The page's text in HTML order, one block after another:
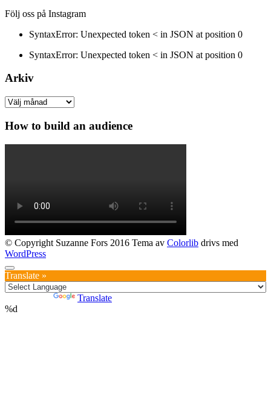
Följ oss på Instagram
SyntaxError: Unexpected token < in JSON at position 0
SyntaxError: Unexpected token < in JSON at position 0
Arkiv
Arkiv
How to build an audience
© Copyright Suzanne Fors 2016 Tema av Colorlib drivs med
WordPress
Translate »
Translate
%d